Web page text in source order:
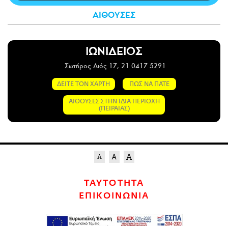
CITY GUIDE
ΑΙΘΟΥΣΕΣ
ΙΩΝΙΔΕΙΟΣ
Σωτήρος Διός 17, 21 0417 5291
ΔΕΙΤΕ ΤΟΝ ΧΑΡΤΗ ΠΩΣ ΝΑ ΠΑΤΕ
ΑΙΘΟΥΣΕΣ ΣΤΗΝ ΙΔΙΑ ΠΕΡΙΟΧΗ
(ΠΕΙΡΑΙΑΣ)
ΤΑΥΤΟΤΗΤΑ
ΕΠΙΚΟΙΝΩΝΙΑ